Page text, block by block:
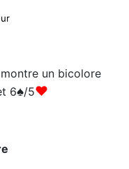
un bicolore
6♠/5♥